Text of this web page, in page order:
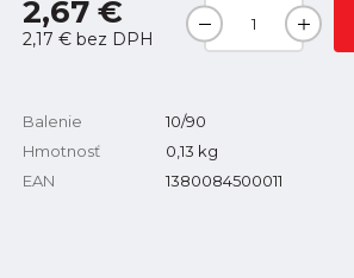
2,67 €
2,17 € bez DPH
Balenie
10/90
Hmotnosť
0,13 kg
EAN
1380084500011